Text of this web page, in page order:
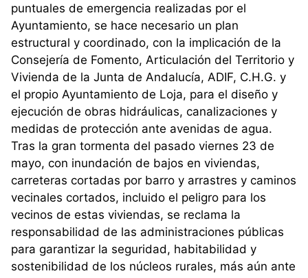
puntuales de emergencia realizadas por el
Ayuntamiento, se hace necesario un plan
estructural y coordinado, con la implicación de la
Consejería de Fomento, Articulación del Territorio y
Vivienda de la Junta de Andalucía, ADIF, C.H.G. y
el propio Ayuntamiento de Loja, para el diseño y
ejecución de obras hidráulicas, canalizaciones y
medidas de protección ante avenidas de agua.
Tras la gran tormenta del pasado viernes 23 de
mayo, con inundación de bajos en viviendas,
carreteras cortadas por barro y arrastres y caminos
vecinales cortados, incluido el peligro para los
vecinos de estas viviendas, se reclama la
responsabilidad de las administraciones públicas
para garantizar la seguridad, habitabilidad y
sostenibilidad de los núcleos rurales, más aún ante